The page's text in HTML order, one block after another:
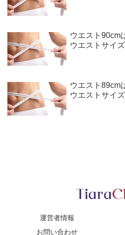
ウエスト90cm
ウエストサイ
ウエスト89cm
ウエストサイ
運営者情報
お問い合わせ